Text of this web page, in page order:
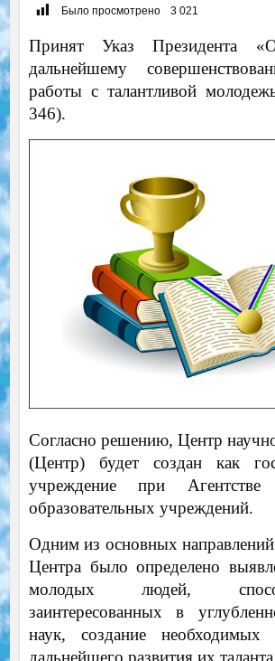
Было просмотрено 3 021
Принят Указ Президента
дальнейшему
работы с талантливой
346).
Согласно решению, Центр
(Центр) будет создан как
учреждение при Агентстве
образовательных учреждений.
Одним из основных направлений
Центра было определено
молодых людей,
заинтересованных в
наук, создание необходимых
дальнейшего развития их